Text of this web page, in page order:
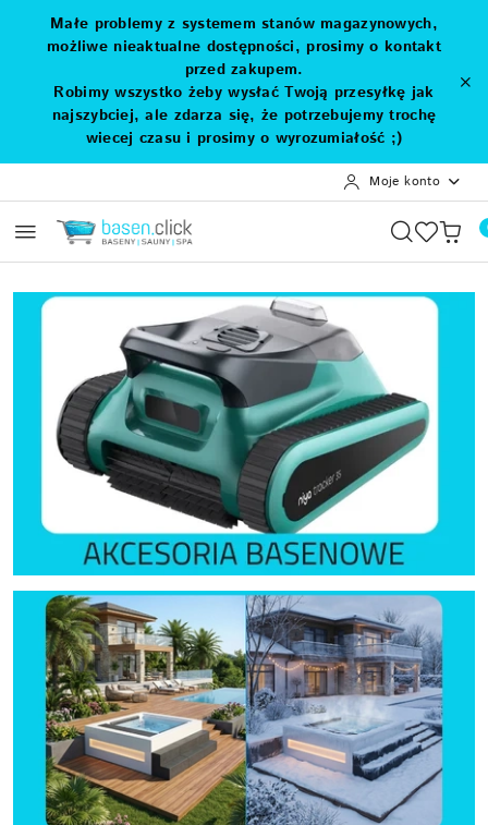
Przejdź do treści głównej
Przejdź do wyszukiwarki
Przejdź do moje konto
Przejdź do menu głównego
Przejdź do stopki
Małe problemy z systemem stanów magazynowych,
możliwe nieaktualne dostępności, prosimy o kontakt
przed zakupem.
Robimy wszystko żeby wysłać Twoją przesyłkę jak
najszybciej, ale zdarza się, że potrzebujemy trochę
wiecej czasu i prosimy o wyrozumiałość ;)
Moje konto